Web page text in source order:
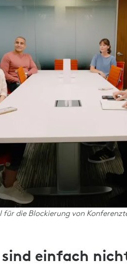
für die Blockierung von
einfach